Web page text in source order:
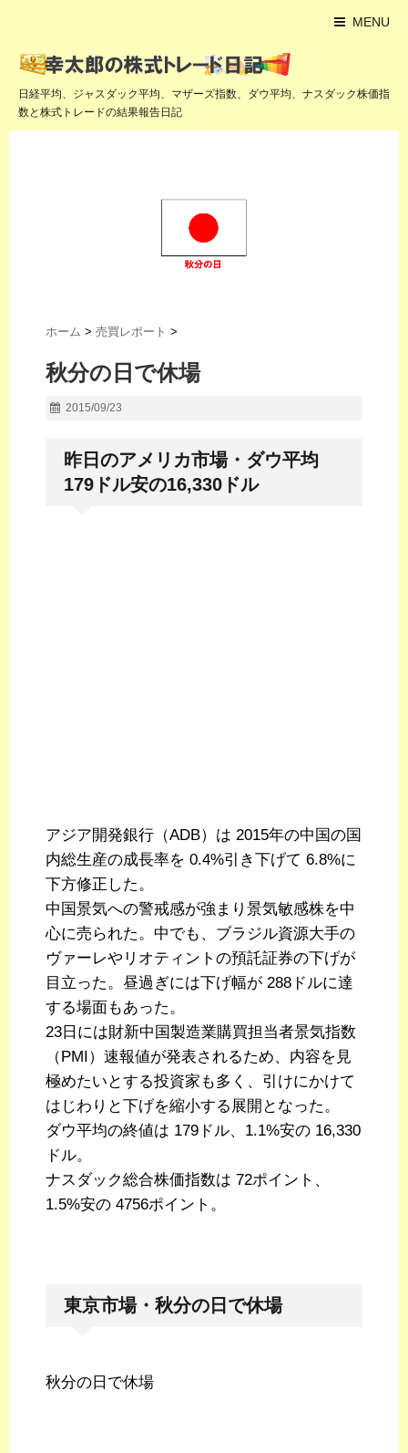
MENU
日経平均、ジャスダック平均、マザーズ指数、ダウ平均、ナスダック株価指
数と株式トレードの結果報告日記
ホーム > 売買レポート >
秋分の日で休場
2015/09/23
昨日のアメリカ市場・ダウ平均
179ドル安の16,330ドル
アジア開発銀行（ADB）は 2015年の中国の国
内総生産の成長率を 0.4%引き下げて 6.8%に
下方修正した。
中国景気への警戒感が強まり景気敏感株を中
心に売られた。中でも、ブラジル資源大手の
ヴァーレやリオティントの預託証券の下げが
目立った。昼過ぎには下げ幅が 288ドルに達
する場面もあった。
23日には財新中国製造業購買担当者景気指数
（PMI）速報値が発表されるため、内容を見
極めたいとする投資家も多く、引けにかけて
はじわりと下げを縮小する展開となった。
ダウ平均の終値は 179ドル、1.1%安の 16,330
ドル。
ナスダック総合株価指数は 72ポイント、
1.5%安の 4756ポイント。
東京市場・秋分の日で休場
秋分の日で休場